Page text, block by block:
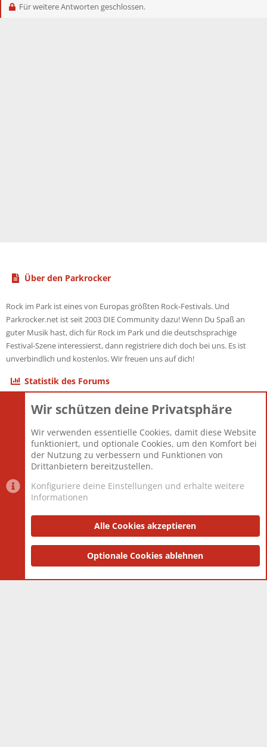
Für weitere Antworten geschlossen.
Über den Parkrocker
Rock im Park ist eines von Europas größten Rock-Festivals. Und
Parkrocker.net ist seit 2003 DIE Community dazu! Wenn Du Spaß an
guter Musik hast, dich für Rock im Park und die deutschsprachige
Festival-Szene interessierst, dann registriere dich doch bei uns. Es ist
unverbindlich und kostenlos. Wir freuen uns auf dich!
Statistik des Forums
Themen
Mitglieder
12.425
Neuestes Mitglied
Toddster85
Datenschutzerklärung Impressum
Community platform by XenForo® © 2010-2025 XenForo Ltd.
and add-ons by ThemeHouse
Wir schützen deine Privatsphäre
Wir verwenden essentielle Cookies, damit diese Website
funktioniert, und optionale Cookies, um den Komfort bei
der Nutzung zu verbessern und Funktionen von
Drittanbietern bereitzustellen.
Konfiguriere deine Einstellungen und erhalte weitere
Informationen
Alle Cookies akzeptieren
Optionale Cookies ablehnen